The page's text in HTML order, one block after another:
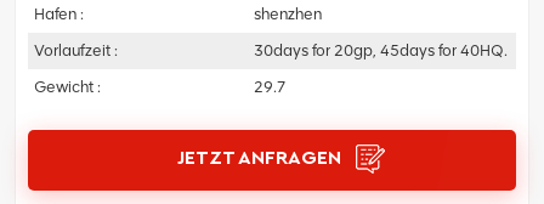
Hafen :
shenzhen
Vorlaufzeit :
30days for 20gp, 45days for 40HQ.
Gewicht :
29.7
JETZT ANFRAGEN